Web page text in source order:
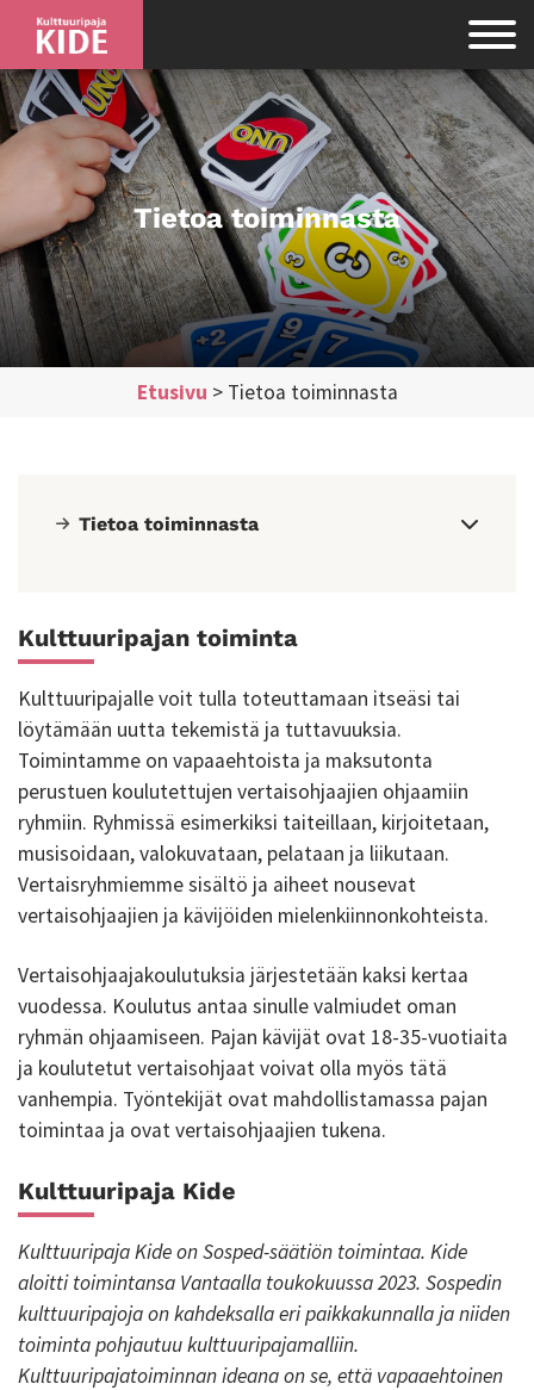
Tietoa toiminnasta
Etusivu > Tietoa toiminnasta
Tietoa toiminnasta
Kulttuuripajan toiminta
Kulttuuripajalle voit tulla toteuttamaan itseäsi tai
löytämään uutta tekemistä ja tuttavuuksia.
Toimintamme on vapaaehtoista ja maksutonta
perustuen koulutettujen vertaisohjaajien ohjaamiin
ryhmiin. Ryhmissä esimerkiksi taiteillaan, kirjoitetaan,
musisoidaan, valokuvataan, pelataan ja liikutaan.
Vertaisryhmiemme sisältö ja aiheet nousevat
vertaisohjaajien ja kävijöiden mielenkiinnonkohteista.
Vertaisohjaajakoulutuksia järjestetään kaksi kertaa
vuodessa. Koulutus antaa sinulle valmiudet oman
ryhmän ohjaamiseen. Pajan kävijät ovat 18-35-vuotiaita
ja koulutetut vertaisohjaat voivat olla myös tätä
vanhempia. Työntekijät ovat mahdollistamassa pajan
toimintaa ja ovat vertaisohjaajien tukena.
Kulttuuripaja Kide
Kulttuuripaja Kide on Sosped-säätiön toimintaa. Kide
aloitti toimintansa Vantaalla toukokuussa 2023. Sospedin
kulttuuripajoja on kahdeksalla eri paikkakunnalla ja niiden
toiminta pohjautuu kulttuuripajamalliin.
Kulttuuripajatoiminnan ideana on se, että vapaaehtoinen